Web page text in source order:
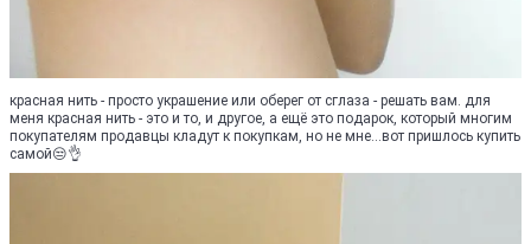
красная нить - просто украшение или оберег от сглаза - решать вам. для
меня красная нить - это и то, и другое, а ещё это подарок, который многим
покупателям продавцы кладут к покупкам, но не мне...вот пришлось купить
самой😒👌